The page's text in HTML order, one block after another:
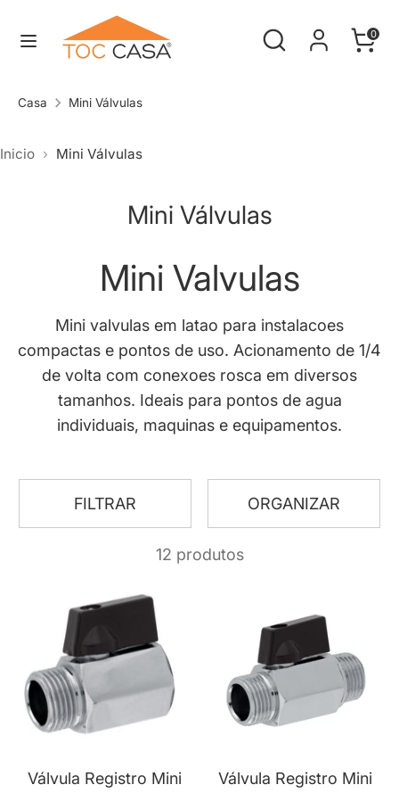
para
Procurar
Procure
loja
0
na
loja
Casa Mini Válvulas
Inicio Mini Válvulas
Mini Válvulas
Mini Valvulas
Mini valvulas em latao para instalacoes
compactas e pontos de uso. Acionamento de 1/4
de volta com conexoes rosca em diversos
tamanhos. Ideais para pontos de agua
individuais, maquinas e equipamentos.
FILTRAR ORGANIZAR
12 produtos
Válvula Registro Mini
Válvula Registro Mini